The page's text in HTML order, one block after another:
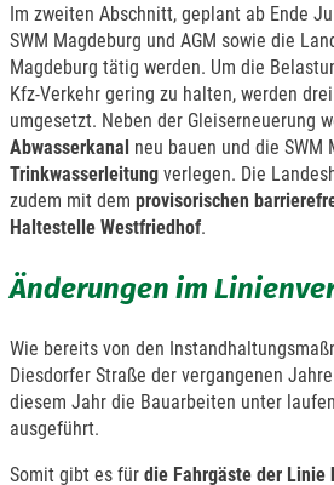
Im zweiten Abschnitt, geplant ab Ende
SWM Magdeburg und AGM sowie die
Magdeburg tätig werden. Um die
Kfz-Verkehr gering zu halten, werden
umgesetzt. Neben der Gleiserneuerung
Abwasserkanal neu bauen und die SWM
Trinkwasserleitung verlegen. Die
zudem mit dem provisorischen
Haltestelle Westfriedhof.
Änderungen im
Wie bereits von den
Diesdorfer Straße der vergangenen
diesem Jahr die Bauarbeiten unter
ausgeführt.
Somit gibt es für die Fahrgäste der Linie